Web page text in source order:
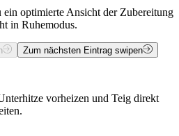
optimierte Ansicht der Zubereitung
in Ruhemodus.
Zum nächsten Eintrag swipen
vorheizen und Teig direkt